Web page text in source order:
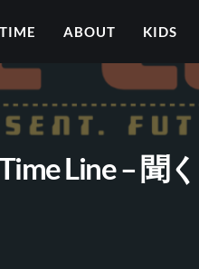
ABOUT KIDS
Line – 聞